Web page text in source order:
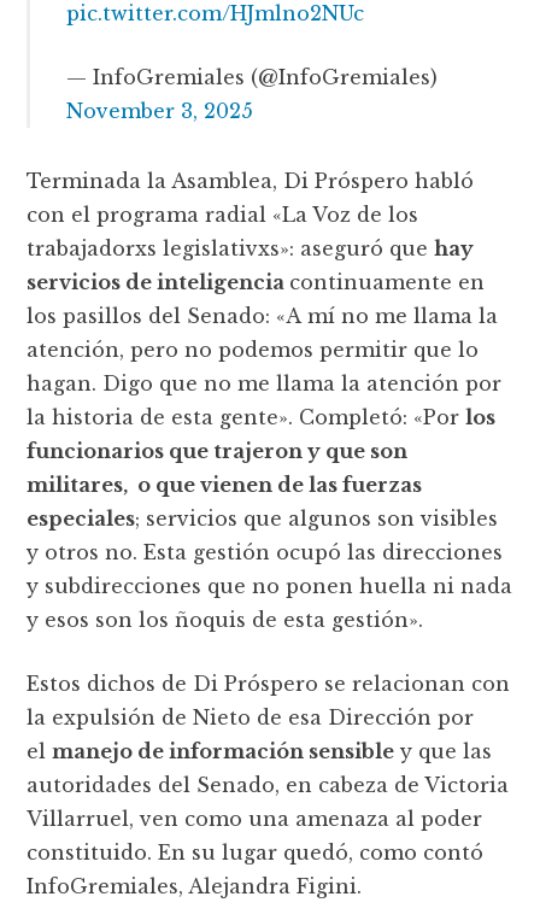
pic.twitter.com/HJmlno2NUc
— InfoGremiales (@InfoGremiales)
November 3, 2025
Terminada la Asamblea, Di Próspero habló
con el programa radial «La Voz de los
trabajadorxs legislativxs»: aseguró quehay
servicios de inteligencia continuamente en
los pasillos del Senado: «A mí no me llama la
atención, pero no podemos permitir que lo
hagan. Digo que no me llama la atención por
la historia de esta gente». Completó: «Porlos
funcionarios que trajeron y que son
militares, o que vienen de las fuerzas
especiales; servicios que algunos son visibles
y otros no. Esta gestión ocupó las direcciones
y subdirecciones que no ponen huella ni nada
y esos son los ñoquis de esta gestión».
Estos dichos de Di Próspero se relacionan con
la expulsión de Nieto de esa Dirección por
elmanejo de información sensible y que las
autoridades del Senado, en cabeza de Victoria
Villarruel, ven como una amenaza al poder
constituido. En su lugar quedó, como contó
InfoGremiales, Alejandra Figini.